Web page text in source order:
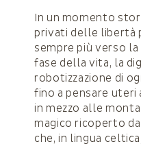
In un momento
privati delle libertà
sempre più verso la
fase della vita, la
robotizzazione di
fino a pensare uteri
in mezzo alle
magico ricoperto
che, in lingua